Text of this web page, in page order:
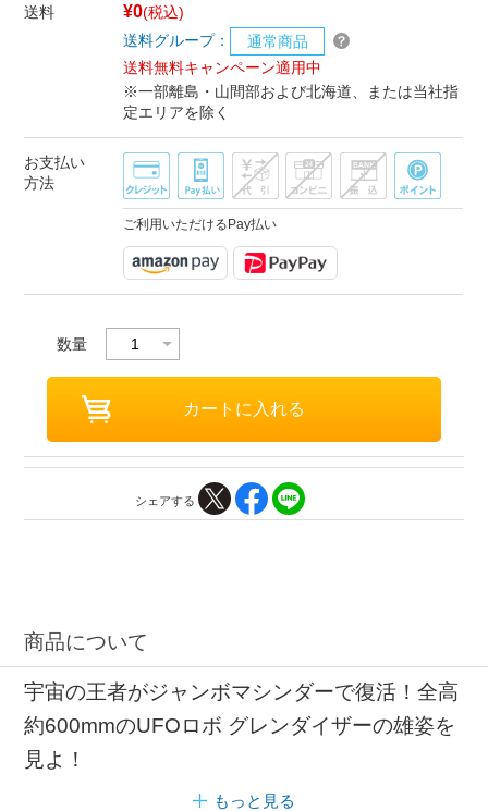
送料 ¥0(税込)
送料グループ：
通常商品
送料無料キャンペーン適用中
※一部離島・山間部および北海道、または当社指
定エリアを除く
お支払い
方法
ご利用いただけるPay払い
数量
シェアする
商品について
宇宙の王者がジャンボマシンダーで復活！全高
約600mmのUFOロボ グレンダイザーの雄姿を
見よ！
もっと見る